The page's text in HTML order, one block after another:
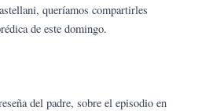
queríamos compartirles
de este domingo.
del padre, sobre el episodio en